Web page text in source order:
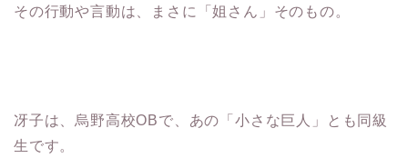
その行動や言動は、まさに「姐さん」そのもの。
冴子は、烏野高校OBで、あの「小さな巨人」とも同級
生です。